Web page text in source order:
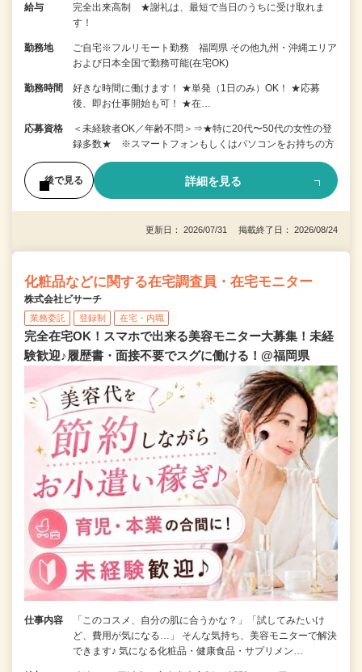
給与
完全出来高制 ★謝礼は、最短で当日のうちに受け取れま
す！
勤務地
ご自宅※フルリモート勤務 福岡県 その他九州・沖縄エリア
および日本全国で勤務可能(在宅OK)
勤務時間
好きな時間に働けます！ ★単発（1日のみ）OK！ ★応募
後、即お仕事開始も可！ ★在…
応募資格
＜未経験者OK／年齢不問＞⇒★特に20代〜50代の女性の登
録多数★ ※スマートフォンもしくはパソコンをお持ちの方
後で見る 詳細を見る
更新日： 2026/07/31 掲載終了日： 2026/08/24
化粧品などに関する在宅調査員・在宅モニター
株式会社ビサーチ
業務委託 登録制 在宅・内職
完全在宅OK！スマホで出来る美容モニター大募集！未経
験歓迎♪履歴書・面接不要でスグに働ける！@福岡県
仕事内容
「このコスメ、自分の肌に合うかな？」「試してみたいけ
ど、費用が気になる…」 そんな気持ち、美容モニターで解決
できます♪ 気になる化粧品・健康食品・サプリメン…